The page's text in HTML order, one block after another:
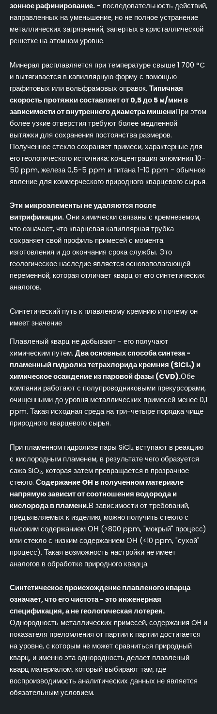
зонное рафинирование. - последовательность действий,
направленных на уменьшение, но не полное устранение
металлических загрязнений, запертых в кристаллической
решетке на атомном уровне.
Минерал расплавляется при температуре свыше 1 700 °C
и вытягивается в капиллярную форму с помощью
графитовых или вольфрамовых оправок. Типичная
скорость протяжки составляет от 0,5 до 5 м/мин в
зависимости от внутреннего диаметра мишениПри этом
более узкие отверстия требуют более медленной
вытяжки для сохранения постоянства размеров.
Полученное стекло сохраняет примеси, характерные для
его геологического источника: концентрация алюминия 10-
50 ppm, железа 0,5-5 ppm и титана 1-10 ppm - обычное
явление для коммерческого природного кварцевого сырья.
Эти микроэлементы не удаляются после
витрификации. Они химически связаны с кремнеземом,
что означает, что кварцевая капиллярная трубка
сохраняет свой профиль примесей с момента
изготовления и до окончания срока службы. Это
геологическое наследие является основополагающей
переменной, которая отличает кварц от его синтетических
аналогов.
Синтетический путь к плавленому кремнию и почему он
имеет значение
Плавленый кварц не добывают - его получают
химическим путем. Два основных способа синтеза -
пламенный гидролиз тетрахлорида кремния (SiCl₄) и
химическое осаждение из паровой фазы (CVD).Обе
компании работают с полупроводниковыми прекурсорами,
очищенными до уровня металлических примесей менее 0,1
ppm. Такая исходная среда на три-четыре порядка чище
природного кварцевого сырья.
При пламенном гидролизе пары SiCl₄ вступают в реакцию
с кислородным пламенем, в результате чего образуется
сажа SiO₂, которая затем превращается в прозрачное
стекло. Содержание OH в полученном материале
напрямую зависит от соотношения водорода и
кислорода в пламени.В зависимости от требований,
предъявляемых к изделию, можно получить стекло с
высоким содержанием ОН (>800 ppm, "мокрый" процесс)
или стекло с низким содержанием ОН (<10 ppm, "сухой"
процесс). Такая возможность настройки не имеет
аналогов в обработке природного кварца.
Синтетическое происхождение плавленого кварца
означает, что его чистота - это инженерная
спецификация, а не геологическая лотерея.
Однородность металлических примесей, содержания OH и
показателя преломления от партии к партии достигается
на уровне, с которым не может сравниться природный
кварц, и именно эта однородность делает плавленый
кварц материалом, который выбирают там, где
воспроизводимость аналитических данных не является
обязательным условием.